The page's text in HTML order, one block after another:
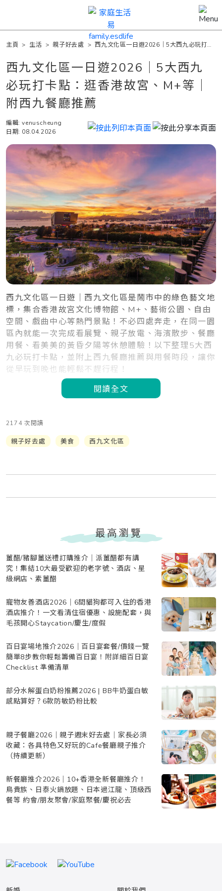
主頁 > 生活 >親子好去處 >西九文化區一日遊2026｜5大西九必玩打卡
西九文化區一日遊2026｜5大西九
必玩打卡點：逛香港故宮、M+等｜
附西九餐廳推薦
編輯: venuscheung
日期: 08.04.2026
西九文化區一日遊｜西九文化區是鬧市中的綠色藝文地
標，集合香港故宮文化博物館、M+、藝術公園、自由
空間、戲曲中心等熱門景點！不必四處奔走，在同一園
區內就能一次完成看展覽、親子放電、海濱散步、餐廳
用餐、看美美的黃昏夕陽等休憩體驗！以下整理5大西
九必玩打卡點，並附上西九餐廳推薦與用餐時段，讓你
從早玩到晚也能輕鬆不趕行程！
閱讀全文
2174 次閱讀
親子好去處 美食 西九文化區
最高瀏覽
薑醋/豬腳薑送禮訂購推介｜派薑醋都有講
究！集結10大最受歡迎的老字號、酒店、星
級網店、素薑醋
寵物友善酒店2026｜6間貓狗都可入住的香港
酒店推介！一文看清住宿優惠、設施配套，與
毛孩開心Staycation/慶生/度假
百日宴場地推介2026｜百日宴套餐/價錢一覽
簡單8步教你輕鬆籌備百日宴！附詳細百日宴
Checklist 準備清單
部分水解蛋白奶粉推薦2026 | BB牛奶蛋白敏
感點算好？6款防敏奶粉比較
親子餐廳2026｜親子週末好去處｜家長必須
收藏：各具特色又好玩的Cafe餐廳親子推介
（持續更新）
新餐廳推介2026｜10+香港全新餐廳推介！
鳥貴族、日泰火鍋放題、日本過江龍、頂級西
餐等 約會/朋友聚會/家庭聚餐/慶祝必去